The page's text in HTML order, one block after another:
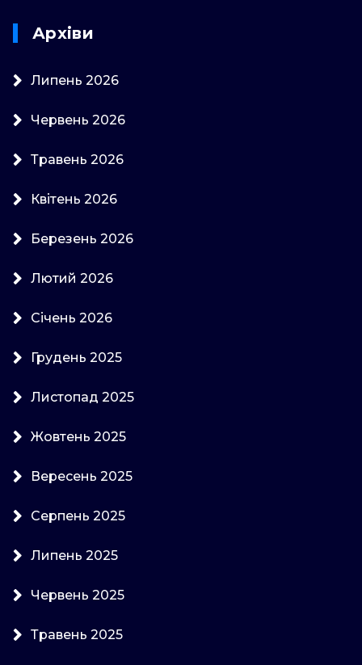
Архіви
Липень 2026
Червень 2026
Травень 2026
Квітень 2026
Березень 2026
Лютий 2026
Січень 2026
Грудень 2025
Листопад 2025
Жовтень 2025
Вересень 2025
Серпень 2025
Липень 2025
Червень 2025
Травень 2025